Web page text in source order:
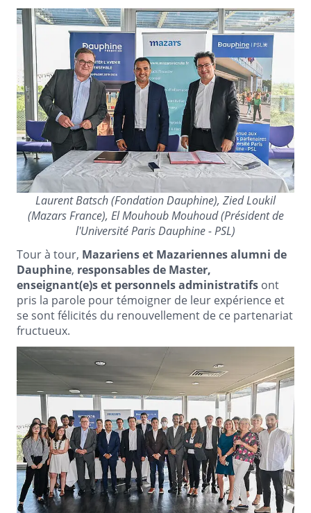
Laurent Batsch (Fondation Dauphine), Zied Loukil
(Mazars France), El Mouhoub Mouhoud (Président de
l'Université Paris Dauphine - PSL)
Tour à tour, Mazariens et Mazariennes alumni de
Dauphine, responsables de Master,
enseignant(e)s et personnels administratifs ont
pris la parole pour témoigner de leur expérience et
se sont félicités du renouvellement de ce partenariat
fructueux.